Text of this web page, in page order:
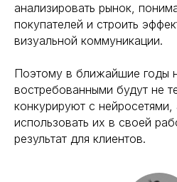
анализировать рынок,
покупателей и строить
визуальной коммуникации.
Поэтому в ближайшие годы
востребованными будут не
конкурируют с нейросетями,
использовать их в своей
результат для клиентов.